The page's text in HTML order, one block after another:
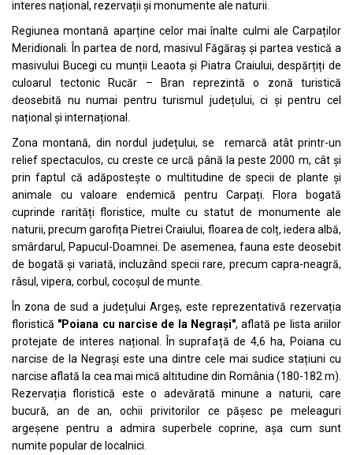
interes național, rezervații și monumente ale naturii.
Regiunea montană aparține celor mai înalte culmi ale Carpaților
Meridionali. În partea de nord, masivul Făgăraș și partea vestică a
masivului Bucegi cu munții Leaota și Piatra Craiului, despărțiți de
culoarul tectonic Rucăr – Bran reprezintă o zonă turistică
deosebită nu numai pentru turismul județului, ci și pentru cel
național și internațional.
Zona montană, din nordul județului, se remarcă atât printr-un
relief spectaculos, cu creste ce urcă până la peste 2000 m, cât și
prin faptul că adăpostește o multitudine de specii de plante și
animale cu valoare endemică pentru Carpați. Flora bogată
cuprinde rarități floristice, multe cu statut de monumente ale
naturii, precum garofița Pietrei Craiului, floarea de colț, iedera albă,
smârdarul, Papucul-Doamnei. De asemenea, fauna este deosebit
de bogată și variată, incluzând specii rare, precum capra-neagră,
râsul, vipera, corbul, cocoșul de munte.
În zona de sud a județului Argeș, este reprezentativă rezervația
floristică "Poiana cu narcise de la Negrași", aflată pe lista ariilor
protejate de interes național. În suprafață de 4,6 ha, Poiana cu
narcise de la Negrași este una dintre cele mai sudice stațiuni cu
narcise aflată la cea mai mică altitudine din România (180-182 m).
Rezervația floristică este o adevărată minune a naturii, care
bucură, an de an, ochii privitorilor ce pășesc pe meleaguri
argeșene pentru a admira superbele coprine, așa cum sunt
numite popular de localnici.